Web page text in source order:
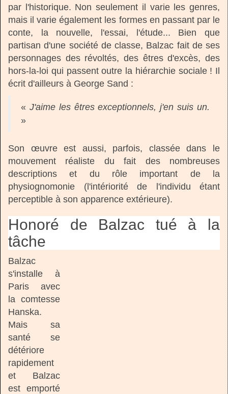
par l'historique. Non seulement il varie les genres,
mais il varie également les formes en passant par le
conte, la nouvelle, l'essai, l'étude... Bien que
partisan d'une société de classe, Balzac fait de ses
personnages des révoltés, des êtres d'excès, des
hors-la-loi qui passent outre la hiérarchie sociale ! Il
écrit d'ailleurs à George Sand :
« J'aime les êtres exceptionnels, j'en suis un.
»
Son œuvre est aussi, parfois, classée dans le
mouvement réaliste du fait des nombreuses
descriptions et du rôle important de la
physiognomonie (l'intériorité de l'individu étant
perceptible à son apparence extérieure).
Honoré de Balzac tué à la
tâche
Balzac
s'installe à
Paris avec
la comtesse
Hanska.
Mais sa
santé se
détériore
rapidement
et Balzac
est emporté